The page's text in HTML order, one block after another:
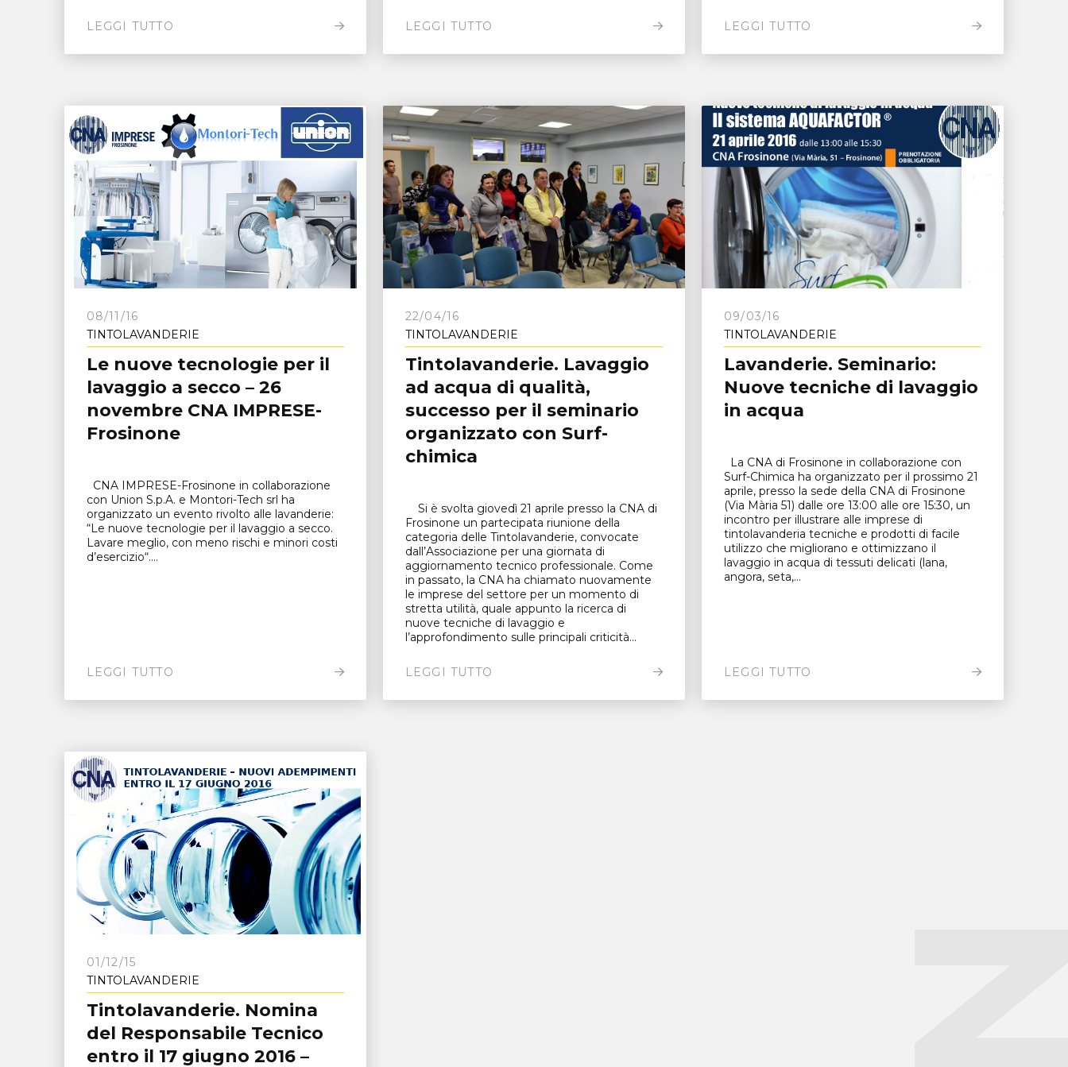
LEGGI TUTTO LEGGI TUTTO LEGGI TUTTO
08/11/16
TINTOLAVANDERIE
Le nuove tecnologie per il
lavaggio a secco – 26
novembre CNA IMPRESE-
Frosinone
CNA IMPRESE-Frosinone in collaborazione
con Union S.p.A. e Montori-Tech srl ha
organizzato un evento rivolto alle lavanderie:
“Le nuove tecnologie per il lavaggio a secco.
Lavare meglio, con meno rischi e minori costi
d’esercizio“....
LEGGI TUTTO
22/04/16
TINTOLAVANDERIE
Tintolavanderie. Lavaggio
ad acqua di qualità,
successo per il seminario
organizzato con Surf-
chimica
Si è svolta giovedì 21 aprile presso la CNA di
Frosinone un partecipata riunione della
categoria delle Tintolavanderie, convocate
dall’Associazione per una giornata di
aggiornamento tecnico professionale. Come
in passato, la CNA ha chiamato nuovamente
le imprese del settore per un momento di
stretta utilità, quale appunto la ricerca di
nuove tecniche di lavaggio e
l’approfondimento sulle principali criticità...
LEGGI TUTTO
09/03/16
TINTOLAVANDERIE
Lavanderie. Seminario:
Nuove tecniche di lavaggio
in acqua
La CNA di Frosinone in collaborazione con
Surf-Chimica ha organizzato per il prossimo 21
aprile, presso la sede della CNA di Frosinone
(Via Mària 51) dalle ore 13:00 alle ore 15:30, un
incontro per illustrare alle imprese di
tintolavanderia tecniche e prodotti di facile
utilizzo che migliorano e ottimizzano il
lavaggio in acqua di tessuti delicati (lana,
angora, seta,...
LEGGI TUTTO
01/12/15
TINTOLAVANDERIE
Tintolavanderie. Nomina
del Responsabile Tecnico
entro il 17 giugno 2016 –